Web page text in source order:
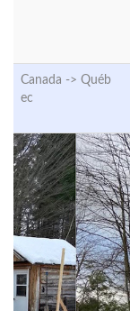
Canada -> Québ
ec